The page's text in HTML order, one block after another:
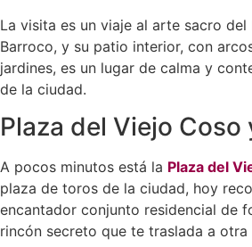
La visita es un viaje al arte sacro del
Barroco, y su patio interior, con
jardines, es un lugar de calma y
de la ciudad.
Plaza del Viejo Coso
A pocos minutos está la Plaza del
plaza de toros de la ciudad, hoy
encantador conjunto residencial de
rincón secreto que te traslada a otra